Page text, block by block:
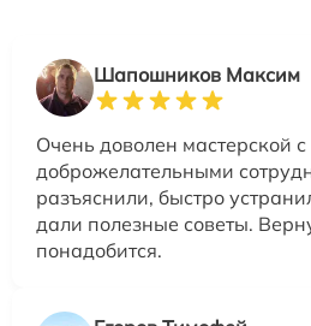
Шапошников Максим
Очень доволен мастерской с
доброжелательными
разъяснили, быстро
дали полезные советы.
понадобится.